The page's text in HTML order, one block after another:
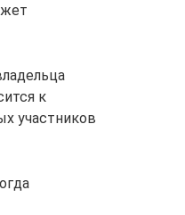
к
участников